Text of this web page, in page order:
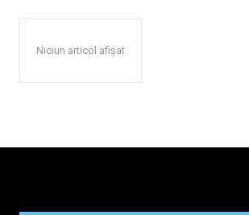
Niciun articol afișat